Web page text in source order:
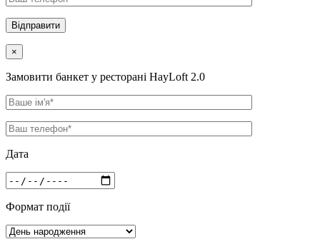
×
Замовити банкет у ресторані HayLoft 2.0
Дата
Формат події